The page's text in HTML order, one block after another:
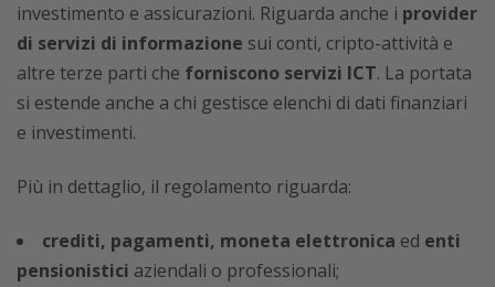
investimento e assicurazioni. Riguarda anche i provider
di servizi di informazione sui conti, cripto-attività e
altre terze parti che forniscono servizi ICT. La portata
si estende anche a chi gestisce elenchi di dati finanziari
e investimenti.
Più in dettaglio, il regolamento riguarda:
crediti, pagamenti, moneta elettronica ed enti
pensionistici aziendali o professionali;